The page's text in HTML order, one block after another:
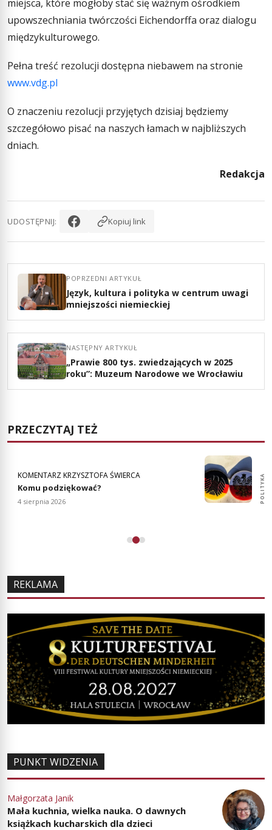
miejsca, które mogłoby stać się ważnym ośrodkiem
upowszechniania twórczości Eichendorffa oraz dialogu
międzykulturowego.
Pełna treść rezolucji dostępna niebawem na stronie
www.vdg.pl
O znaczeniu rezolucji przyjętych dzisiaj będziemy
szczegółowo pisać na naszych łamach w najbliższych
dniach.
Redakcja
UDOSTĘPNIJ: Kopiuj link
POPRZEDNI ARTYKUŁ
Język, kultura i polityka w centrum uwagi
mniejszości niemieckiej
NASTĘPNY ARTYKUŁ
„Prawie 800 tys. zwiedzających w 2025
roku”: Muzeum Narodowe we Wrocławiu
PRZECZYTAJ TEŻ
KOMENTARZ KRZYSZTOFA ŚWIERCA
Komu podziękować?
4 sierpnia 2026 POLITYKA
REKLAMA
PUNKT WIDZENIA
Małgorzata Janik
Mała kuchnia, wielka nauka. O dawnych
książkach kucharskich dla dzieci